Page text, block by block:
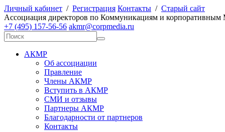
Личный кабинет / Регистрация Контакты / Старый сайт
Ассоциация директоров по Коммуникациям и корпоративным
+7 (495) 157-56-56 akmr@corpmedia.ru
АКМР
Об ассоциации
Правление
Члены АКМР
Вступить в АКМР
СМИ и отзывы
Партнеры АКМР
Благодарности от партнеров
Контакты